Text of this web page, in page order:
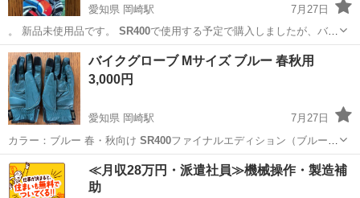
愛知県 岡崎駅
7月27日
。 新品未使用品です。 SR400で使用する予定で購入しましたが、バ
イ…
愛知 岡崎市 岡崎駅 その他 SR400
バイクグローブ Mサイズ ブルー 春秋用
3,000円
愛知県 岡崎駅
7月27日
カラー：ブルー 春・秋向け SR400ファイナルエディション（ブルー）
で使…
愛知 岡崎市 岡崎駅 バイク ブルー
≪月収28万円・派遣社員≫機械操作・製造補
助